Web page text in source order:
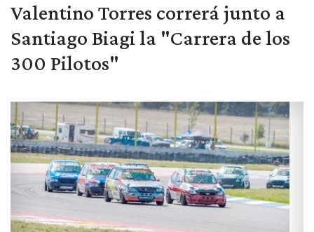
Valentino Torres correrá junto a
Santiago Biagi la "Carrera de los
300 Pilotos"